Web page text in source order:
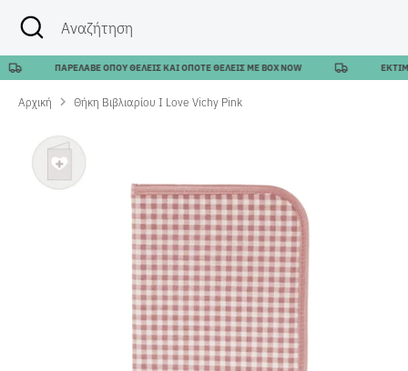
ΑναζήτησηΑναζήτηση
Κλείσιμο
αναζήτησης
ΠΑΡΕΛΑΒΕ ΟΠΟΥ ΘΕΛΕΙΣ ΚΑΙ ΟΠΟΤΕ ΘΕΛΕΙΣ ΜΕ BOX NOW
Αρχική Θήκη Βιβλιαρίου I Love Vichy Pink